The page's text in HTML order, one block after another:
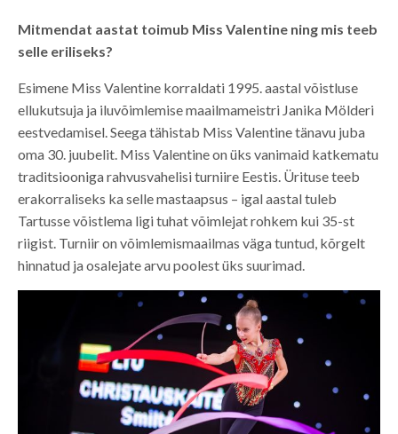
Mitmendat aastat toimub Miss Valentine ning mis teeb
selle eriliseks?
Esimene Miss Valentine korraldati 1995. aastal võistluse
ellukutsuja ja iluvõimlemise maailmameistri Janika Mölderi
eestvedamisel. Seega tähistab Miss Valentine tänavu juba
oma 30. juubelit. Miss Valentine on üks vanimaid katkematu
traditsiooniga rahvusvahelisi turniire Eestis. Ürituse teeb
erakorraliseks ka selle mastaapsus – igal aastal tuleb
Tartusse võistlema ligi tuhat võimlejat rohkem kui 35-st
riigist. Turniir on võimlemismaailmas väga tuntud, kõrgelt
hinnatud ja osalejate arvu poolest üks suurimad.